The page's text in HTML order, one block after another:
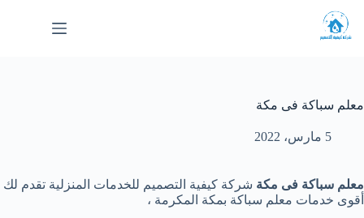
إلى
المحتوى
معلم سباكة فى مكة
5 مارس، 2022
معلم سباكة فى مكة شركة كيفية التصميم للخدمات المنزلية تقدم لك
أقوى خدمات معلم سباكة بمكة المكرمة ،